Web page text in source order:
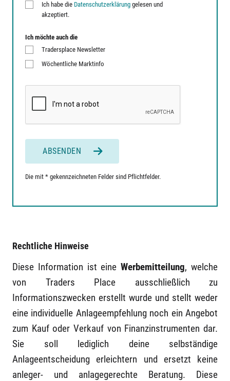
Ich habe die Datenschutzerklärung gelesen und
akzeptiert.
Ich möchte auch die
Tradersplace Newsletter
Wöchentliche Marktinfo
ABSENDEN
Die mit * gekennzeichneten Felder sind Pflichtfelder.
Rechtliche Hinweise
Diese Information ist eineWerbemitteilung, welche
von Traders Place ausschließlich zu
Informationszwecken erstellt wurde und stellt weder
eine individuelle Anlageempfehlung noch ein Angebot
zum Kauf oder Verkauf von Finanzinstrumenten dar.
Sie soll lediglich deine selbständige
Anlageentscheidung erleichtern und ersetzt keine
anleger- und anlagegerechte Beratung. Diese